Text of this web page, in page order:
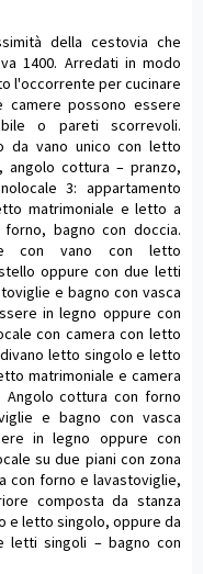
della cestovia che
1400. Arredati in modo
l'occorrente per cucinare
possono essere
o pareti scorrevoli.
da vano unico con letto
angolo cottura – pranzo,
3: appartamento
matrimoniale e letto a
bagno con doccia.
con vano con letto
oppure con due letti
e bagno con vasca
in legno oppure con
con camera con letto
letto singolo e letto
matrimoniale e camera
cottura con forno
e bagno con vasca
in legno oppure con
su due piani con zona
con forno e lavastoviglie,
composta da stanza
e letto singolo, oppure da
letti singoli – bagno con